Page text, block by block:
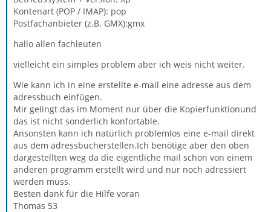
Kontenart (POP / IMAP): pop
Postfachanbieter (z.B. GMX):gmx
hallo allen fachleuten
vielleicht ein simples problem aber ich weis nicht weiter.
Wie kann ich in eine erstellte e-mail eine adresse aus dem
adressbuch einfügen.
Mir gelingt das im Moment nur über die Kopierfunktionund
das ist nicht sonderlich konfortable.
Ansonsten kann ich natürlich problemlos eine e-mail direkt
aus dem adressbucherstellen.Ich benötige aber den oben
dargestellten weg da die eigentliche mail schon von einem
anderen programm erstellt wird und nur noch adressiert
werden muss.
Besten dank für die Hilfe voran
Thomas 53